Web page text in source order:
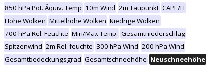
850 hPa Pot. Äquiv. Temp 10m Wind 2m Taupunkt CAPE/LI
Hohe Wolken Mittelhohe Wolken Niedrige Wolken
700 hPa Rel. Feuchte Min/Max Temp. Gesamtniederschlag
Spitzenwind 2m Rel. feuchte 300 hPa Wind 200 hPa Wind
Gesamtbedeckungsgrad Gesamtschneehöhe Neuschneehöhe